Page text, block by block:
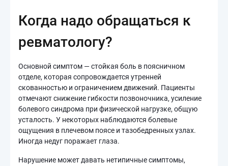
Когда надо обращаться к
ревматологу?
Основной симптом — стойкая боль в поясничном
отделе, которая сопровождается утренней
скованностью и ограничением движений. Пациенты
отмечают снижение гибкости позвоночника, усиление
болевого синдрома при физической нагрузке, общую
усталость. У некоторых наблюдаются болевые
ощущения в плечевом поясе и тазобедренных узлах.
Иногда недуг поражает глаза.
Нарушение может давать нетипичные симптомы,